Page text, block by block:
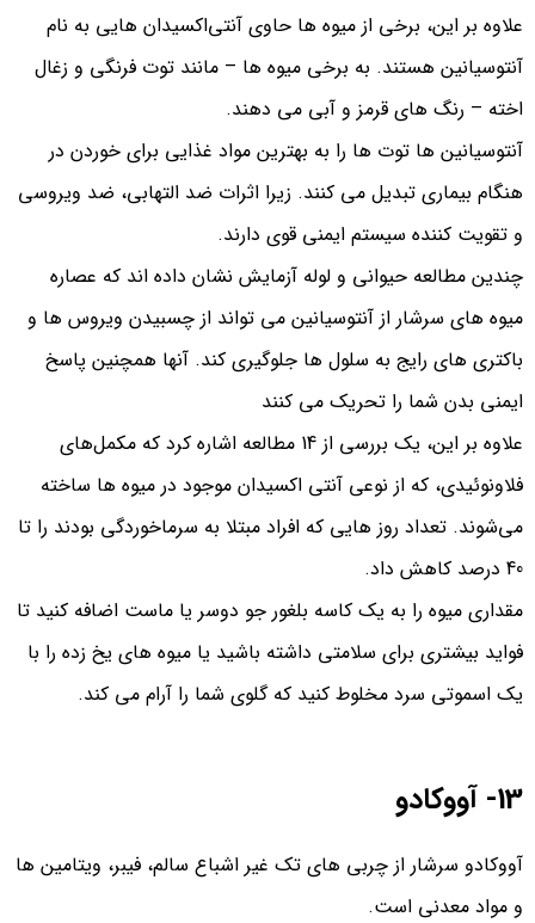
علاوه بر این، برخی از میوه‌ ها حاوی آنتی‌اکسیدان‌ هایی به نام
آنتوسیانین هستند. به برخی میوه‌ ها – مانند توت‌ فرنگی و زغال
اخته – رنگ‌ های قرمز و آبی می‌ دهند.
آنتوسیانین ها توت ها را به بهترین مواد غذایی برای خوردن در
هنگام بیماری تبدیل می کنند. زیرا اثرات ضد التهابی، ضد ویروسی
و تقویت کننده سیستم ایمنی قوی دارند.
چندین مطالعه حیوانی و لوله آزمایش نشان داده اند که عصاره
میوه های سرشار از آنتوسیانین می تواند از چسبیدن ویروس ها و
باکتری های رایج به سلول ها جلوگیری کند. آنها همچنین پاسخ
ایمنی بدن شما را تحریک می کنند
علاوه بر این، یک بررسی از 14 مطالعه اشاره کرد که مکمل‌های
فلاونوئیدی، که از نوعی آنتی اکسیدان موجود در میوه‌ ها ساخته
می‌شوند. تعداد روز هایی که افراد مبتلا به سرماخوردگی بودند را تا
40 درصد کاهش داد.
مقداری میوه را به یک کاسه بلغور جو دوسر یا ماست اضافه کنید تا
فواید بیشتری برای سلامتی داشته باشید یا میوه های یخ زده را با
یک اسموتی سرد مخلوط کنید که گلوی شما را آرام می کند.
13- آووکادو
آووکادو سرشار از چربی های تک غیر اشباع سالم، فیبر، ویتامین ها
و مواد معدنی است.